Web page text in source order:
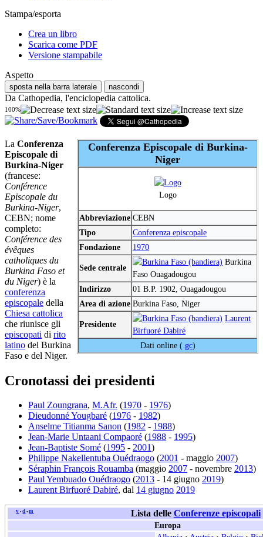
Stampa/esporta
Crea un libro
Scarica come PDF
Versione stampabile
Aspetto
sposta nella barra laterale nascondi
Da Cathopedia, l'enciclopedia cattolica.
100%
Conferenza Episcopale di Burkina-
Niger
Logo
Abbreviazione CEBN
Tipo
Conferenza episcopale
Fondazione
1970
Sede centrale
Burkina
Faso Ouagadougou
Indirizzo
01 B.P. 1902, Ouagadougou
Area di azione Burkina Faso, Niger
Presidente
Laurent
Birfuoré Dabiré
Dati online ( gc)
La Conferenza
Episcopale di
Burkina-Niger
(francese:
Conférence
Episcopale du
Burkina-Niger,
CEBN; nome
completo:
Conférence des
évêques
catholiques du
Burkina Faso et
du Niger) è la
conferenza
episcopale della
Chiesa cattolica
che riunisce gli
episcopati di rito
latino del Burkina
Faso e del Niger.
Cronotassi dei presidenti
Paul Zoungrana, M.Afr. (1970 - 1976)
Dieudonné Yougbaré (1976 - 1982)
Anselme Titianma Sanon (1982 - 1988)
Jean-Marie Untaani Compaoré (1988 - 1995)
Jean-Baptiste Somé (1995 - 2001)
Philippe Nakellentuba Ouédraogo (2001 - maggio 2007)
Séraphin François Rouamba (maggio 2007 - novembre 2013)
Paul Yembuado Ouédraogo (2013 - 14 giugno 2019)
Laurent Birfuoré Dabiré, dal 14 giugno 2019
v • d • m Lista delle Conferenze episcopali
Europa